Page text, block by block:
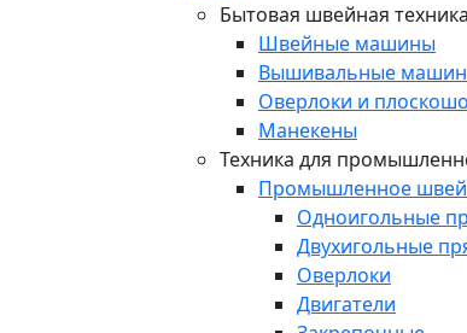
Бытовая швейная техника
Швейные машины
Вышивальные
Оверлоки и
Манекены
Техника для
Промышленное
Одноигольные
Двухигольные
Оверлоки
Двигатели